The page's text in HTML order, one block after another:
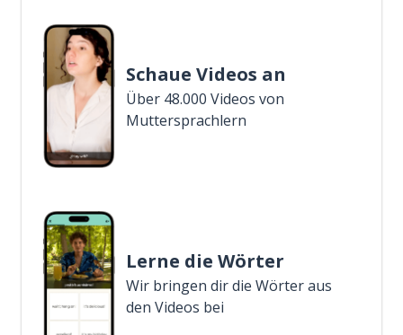
Schaue Videos an
Über 48.000 Videos von
Muttersprachlern
Lerne die Wörter
Wir bringen dir die Wörter aus
den Videos bei